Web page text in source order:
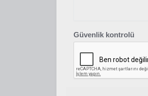
Güvenlik kontrolü